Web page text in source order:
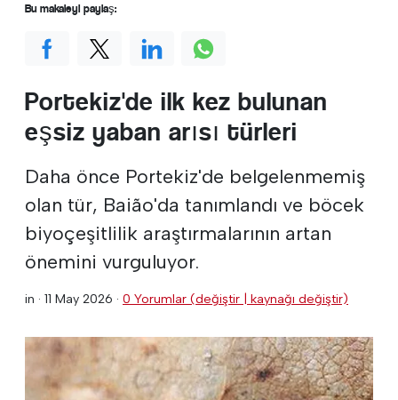
Portekiz'de ilk kez bulunan
eşsiz yaban arısı türleri
Daha önce Portekiz'de belgelenmemiş
olan tür, Baião'da tanımlandı ve böcek
biyoçeşitlilik araştırmalarının artan
önemini vurguluyor.
in · 11 May 2026 · 0 Yorumlar (değiştir | kaynağı değiştir)
Bu makaleyi paylaş: